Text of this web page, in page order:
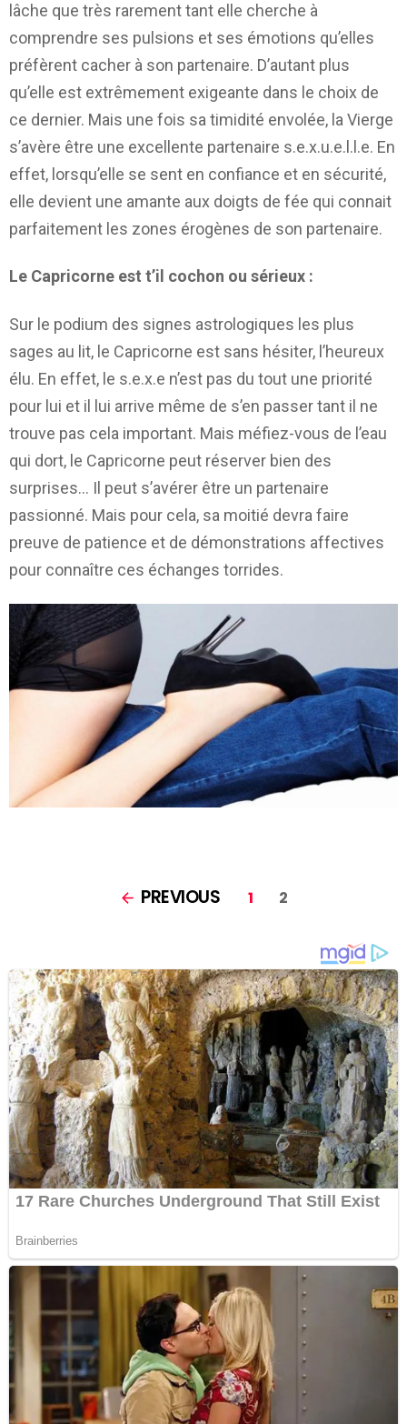
lâche que très rarement tant elle cherche à
comprendre ses pulsions et ses émotions qu’elles
préfèrent cacher à son partenaire. D’autant plus
qu’elle est extrêmement exigeante dans le choix de
ce dernier. Mais une fois sa timidité envolée, la Vierge
s’avère être une excellente partenaire s.e.x.u.e.l.l.e. En
effet, lorsqu’elle se sent en confiance et en sécurité,
elle devient une amante aux doigts de fée qui connait
parfaitement les zones érogènes de son partenaire.
Le Capricorne est t’il cochon ou sérieux :
Sur le podium des signes astrologiques les plus
sages au lit, le Capricorne est sans hésiter, l’heureux
élu. En effet, le s.e.x.e n’est pas du tout une priorité
pour lui et il lui arrive même de s’en passer tant il ne
trouve pas cela important. Mais méfiez-vous de l’eau
qui dort, le Capricorne peut réserver bien des
surprises… Il peut s’avérer être un partenaire
passionné. Mais pour cela, sa moitié devra faire
preuve de patience et de démonstrations affectives
pour connaître ces échanges torrides.
PREVIOUS 1 2